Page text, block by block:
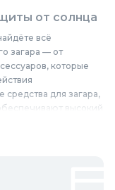
от солнца
всё
загара — от
которые
для загара,
высокий
факторами
и пляжную